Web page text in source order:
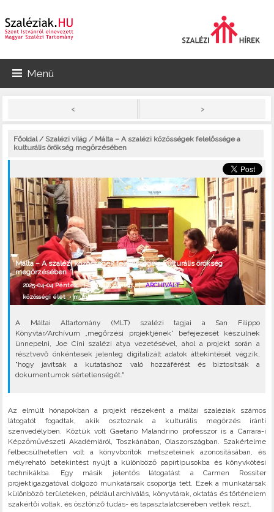
Menü
< >
Főoldal/ Szalézi világ / Málta – A szalézi közösségek felelőssége a
kulturális örökség megőrzésében
Málta – A szalézi közösségek felelőssége a kulturális örökség
megőrzésében
2025-04-04 Péntek | #Szalézi világ|ARCHIVÁLT
közösségi élet•munka•
A Máltai Altartomány (MLT) szalézi tagjai a San Filippo
Könyvtár/Archívum „megőrzési projektjének” befejezését készülnek
ünnepelni, Joe Cini szalézi atya vezetésével, ahol a projekt során a
résztvevő önkéntesek jelenleg digitalizált adatok áttekintését végzik,
"hogy javítsák a kutatáshoz való hozzáférést és biztosítsák a
dokumentumok sértetlenségét."
Az elmúlt hónapokban a projekt részeként a máltai szaléziak számos
látogatót fogadtak, akik osztoznak a kulturális megőrzés iránti
szenvedélyben. Köztük volt Gaetano Malandrino professzor is a Carrara-i
Képzőművészeti Akadémiáról, Toszkánában, Olaszországban. Szakértelme
felbecsülhetetlen volt a könyvborítók metszeteinek azonosításában, és
mélyreható betekintést nyújt a különböző papírtípusokba és könyvkötési
technikákba. Egy másik jelentős látogatást a Carmen Rossiter
projektigazgatóval dolgozó munkatársak csoportja tett. Ezek a munkatársak
különböző területeken, például archiválás, könyvtárak, oktatás és történelem
szakértői voltak, és ösztönző tudás- és tapasztalatcserében vettek részt.